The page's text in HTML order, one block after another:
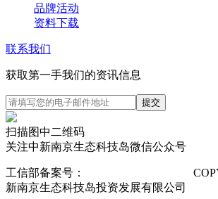
品牌活动
资料下载
联系我们
获取第一手我们的资讯信息
扫描图中二维码
关注中新南京生态科技岛微信公众号
工信部备案号：
新南京生态科技岛投资发展有限公司